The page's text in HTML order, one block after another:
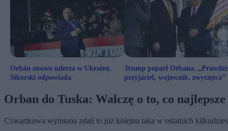
Orbán znowu uderza w Ukrainę.
Sikorski odpowiada
Trump poparł Orbana.
przyjaciel, wojownik, zwycięzca”
Orban do Tuska: Walczę o to, co
Czwartkowa wymiana zdań to już kolejna taka w ostatnich